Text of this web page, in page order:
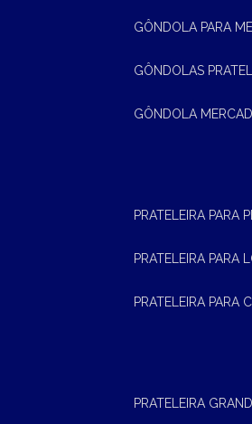
GÔNDOLA PARA
GÔNDOLAS
GÔNDOLA
PRATELEIRA PARA
PRATELEIRA PARA
PRATELEIRA PARA
PRATELEIRA